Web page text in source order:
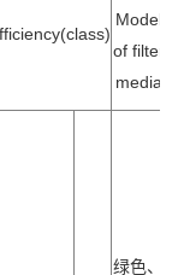
Model
of filter
media
绿色、